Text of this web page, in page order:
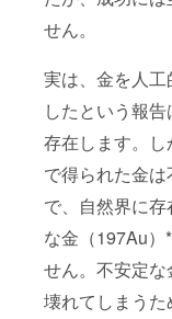
せん。
実は、金を人工
したという報
存在します。し
で得られた金
で、自然界に
な金（197Au）
せん。不安定
壊れてしまうた